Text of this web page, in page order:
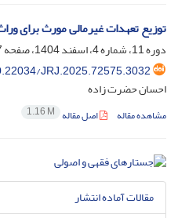
توزیع تعهدات غیرمالی مورث برای
دوره 11، شماره 4، اسفند 1404، صفحه
JRJ.2025.72575.3032
احسان حضرت زاده
مشاهده مقاله اصل مقاله 1.16 M
مقالات آماده انتشار